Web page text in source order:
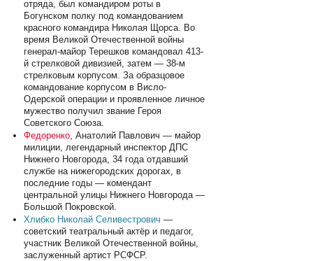
отряда, был командиром роты в
Богунском полку под командованием
красного командира Николая Щорса. Во
время Великой Отечественной войны
генерал-майор Терешков командовал 413-
й стрелковой дивизией, затем — 38-м
стрелковым корпусом. За образцовое
командование корпусом в Висло-
Одерской операции и проявленное личное
мужество получил звание Героя
Советского Союза.
Федоренко, Анатолий Павлович — майор
милиции, легендарный инспектор ДПС
Нижнего Новгорода, 34 года отдавший
службе на нижегородских дорогах, в
последние годы — комендант
центральной улицы Нижнего Новгорода —
Большой Покровской.
Хлибко Николай Селивестрович —
советский театральный актёр и педагог,
участник Великой Отечественной войны,
заслуженный артист РСФСР.